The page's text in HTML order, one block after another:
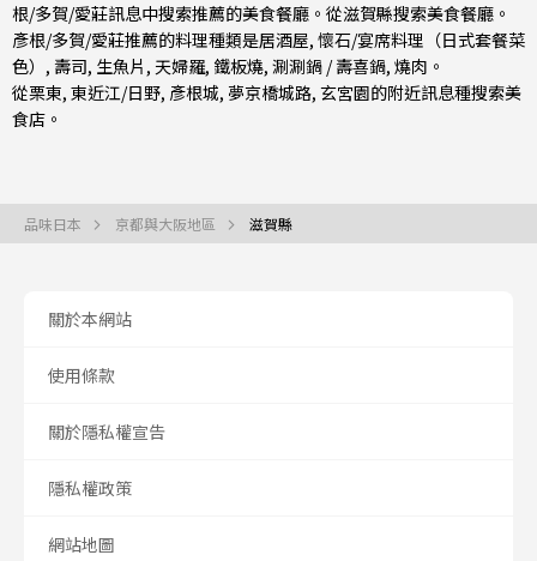
根/多賀/愛莊訊息中搜索推薦的美食餐廳。從滋賀縣搜索美食餐廳。
彥根/多賀/愛莊推薦的料理種類是居酒屋, 懷石/宴席料理（日式套餐菜
色） , 壽司, 生魚片 , 天婦羅, 鐵板燒, 涮涮鍋 / 壽喜鍋, 燒肉 。
從栗東, 東近江/日野, 彥根城, 夢京橋城路, 玄宮園的附近訊息種搜索美
食店。
品味日本 京都與大阪地區 滋賀縣
關於本網站
使用條款
關於隱私權宣告
隱私權政策
網站地圖